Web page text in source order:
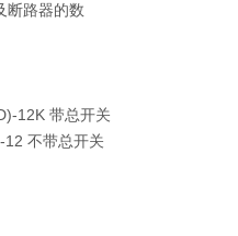
断路器的数
12K 带总开关
不带总开关